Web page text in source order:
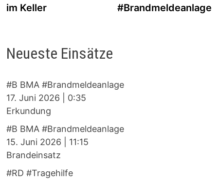
im Keller
#Brandmeldeanlage
Neueste Einsätze
#B BMA #Brandmeldeanlage
17. Juni 2026
0:35
Erkundung
#B BMA #Brandmeldeanlage
15. Juni 2026
11:15
Brandeinsatz
#RD #Tragehilfe